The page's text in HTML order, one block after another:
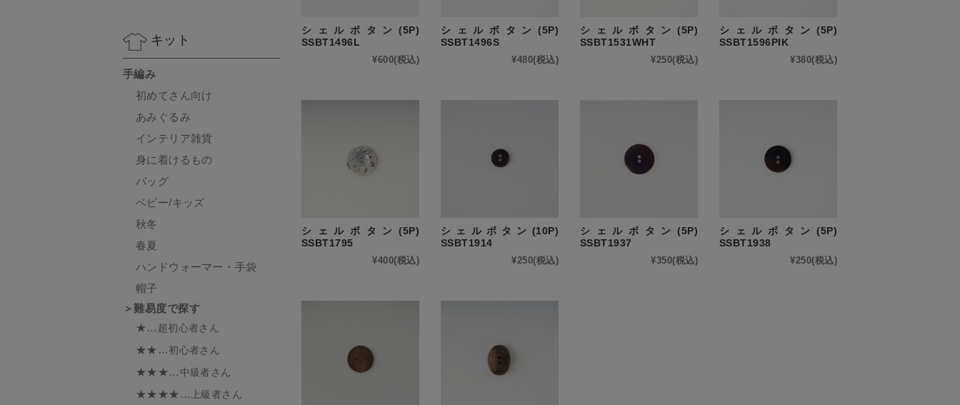
シェルボタン(5P)
SSBT1496L
¥600(税込)
シェルボタン(5P)
SSBT1496S
¥480(税込)
シェルボタン(5P)
SSBT1531WHT
¥250(税込)
シェルボタン(5P)
SSBT1596PIK
¥380(税込)
シェルボタン(5P)
SSBT1795
¥400(税込)
シェルボタン(10P)
SSBT1914
¥250(税込)
シェルボタン(5P)
SSBT1937
¥350(税込)
シェルボタン(5P)
SSBT1938
¥250(税込)
キット
手編み
初めてさん向け
あみぐるみ
インテリア雑貨
身に着けるもの
バッグ
ベビー/キッズ
秋冬
春夏
ハンドウォーマー・手袋
帽子
＞難易度で探す
★… 超初心者さん
★★…初心者さん
★★★… 中級者さん
★★★★… 上級者さん